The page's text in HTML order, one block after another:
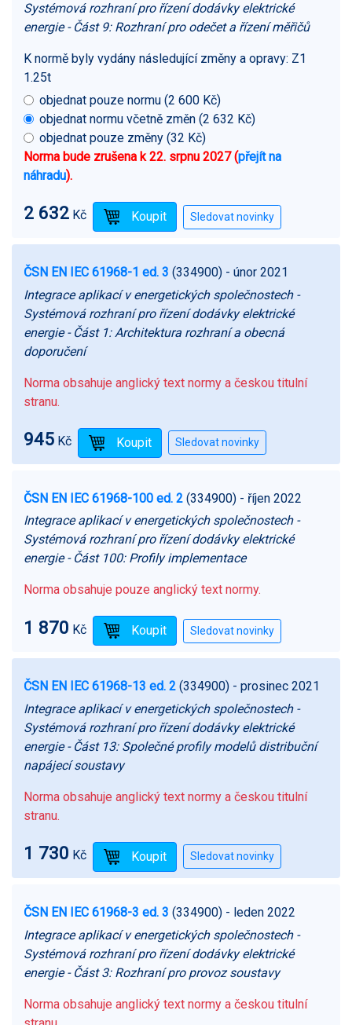
Systémová rozhraní pro řízení dodávky elektrické
energie - Část 9: Rozhraní pro odečet a řízení měřičů
K normě byly vydány následující změny a opravy: Z1
1.25t
objednat pouze normu (2 600 Kč)
objednat normu včetně změn (2 632 Kč)
objednat pouze změny (32 Kč)
Norma bude zrušena k 22. srpnu 2027 (přejít na
náhradu).
2 632 Kč
ČSN EN IEC 61968-1 ed. 3 (334900) - únor 2021
Integrace aplikací v energetických společnostech -
Systémová rozhraní pro řízení dodávky elektrické
energie - Část 1: Architektura rozhraní a obecná
doporučení
Norma obsahuje anglický text normy a českou titulní
stranu.
945 Kč
ČSN EN IEC 61968-100 ed. 2 (334900) - říjen 2022
Integrace aplikací v energetických společnostech -
Systémová rozhraní pro řízení dodávky elektrické
energie - Část 100: Profily implementace
Norma obsahuje pouze anglický text normy.
1 870 Kč
ČSN EN IEC 61968-13 ed. 2 (334900) - prosinec 2021
Integrace aplikací v energetických společnostech -
Systémová rozhraní pro řízení dodávky elektrické
energie - Část 13: Společné profily modelů distribuční
napájecí soustavy
Norma obsahuje anglický text normy a českou titulní
stranu.
1 730 Kč
ČSN EN IEC 61968-3 ed. 3 (334900) - leden 2022
Integrace aplikací v energetických společnostech -
Systémová rozhraní pro řízení dodávky elektrické
energie - Část 3: Rozhraní pro provoz soustavy
Norma obsahuje anglický text normy a českou titulní